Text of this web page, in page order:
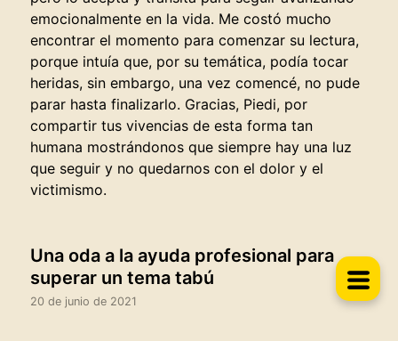
emocionalmente en la vida. Me costó mucho
encontrar el momento para comenzar su lectura,
porque intuía que, por su temática, podía tocar
heridas, sin embargo, una vez comencé, no pude
parar hasta finalizarlo. Gracias, Piedi, por
compartir tus vivencias de esta forma tan
humana mostrándonos que siempre hay una luz
que seguir y no quedarnos con el dolor y el
victimismo.
Una oda a la ayuda profesional para
superar un tema tabú
20 de junio de 2021